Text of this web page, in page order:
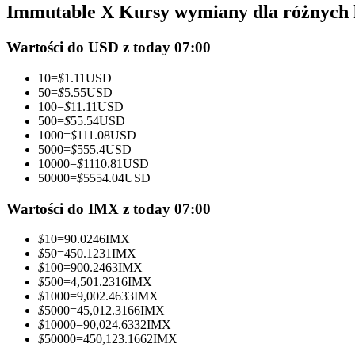
Kontrakty futures wykorzystujące USDC jako zabezpieczenie
Kopiowanie Transakcji
Dołącz do najlepszych traderów
Immutable X Kursy wymiany dla różnych
Wartości do USD z today 07:00
10=$1.11USD
50=$5.55USD
100=$11.11USD
500=$55.54USD
1000=$111.08USD
5000=$555.4USD
10000=$1110.81USD
50000=$5554.04USD
Wartości do IMX z today 07:00
$10=90.0246IMX
$50=450.1231IMX
$100=900.2463IMX
$500=4,501.2316IMX
$1000=9,002.4633IMX
$5000=45,012.3166IMX
$10000=90,024.6332IMX
$50000=450,123.1662IMX